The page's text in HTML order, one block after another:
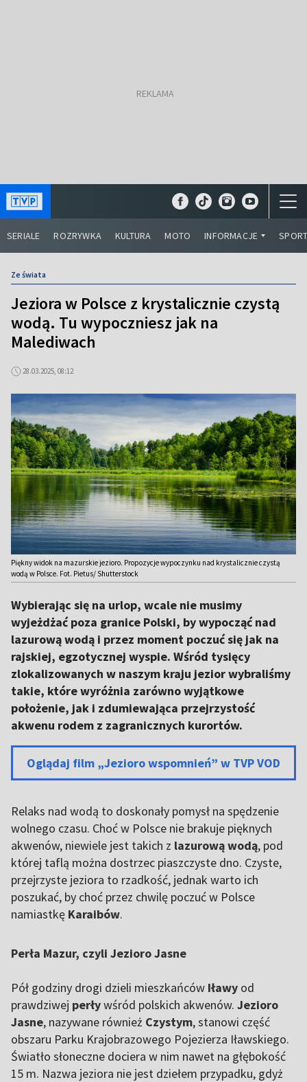
SERIALE ROZRYWKA KULTURA MOTO INFORMACJE
Ze świata
Jeziora w Polsce z krystalicznie czystą
wodą. Tu wypoczniesz jak na
Malediwach
28.03.2025, 08:12
Piękny widok na mazurskie jezioro. Propozycje wypoczynku nad krystalicznie czystą
wodą w Polsce. Fot. Pietus/ Shutterstock
Wybierając się na urlop, wcale nie musimy
wyjeżdżać poza granice Polski, by wypocząć nad
lazurową wodą i przez moment poczuć się jak na
rajskiej, egzotycznej wyspie. Wśród tysięcy
zlokalizowanych w naszym kraju jezior wybraliśmy
takie, które wyróżnia zarówno wyjątkowe
położenie, jak i zdumiewająca przejrzystość
akwenu rodem z zagranicznych kurortów.
Oglądaj film „Jezioro wspomnień” w TVP VOD
Relaks nad wodą to doskonały pomysł na spędzenie
wolnego czasu. Choć w Polsce nie brakuje pięknych
akwenów, niewiele jest takich z lazurową wodą, pod
której taflą można dostrzec piaszczyste dno. Czyste,
przejrzyste jeziora to rzadkość, jednak warto ich
poszukać, by choć przez chwilę poczuć w Polsce
namiastkę Karaibów.
Perła Mazur, czyli Jezioro Jasne
Pół godziny drogi dzieli mieszkańców Iławy od
prawdziwej perływśród polskich akwenów. Jezioro
Jasne, nazywane również Czystym, stanowi część
obszaru Parku Krajobrazowego Pojezierza Iławskiego.
Światło słoneczne dociera w nim nawet na głębokość
15 m. Nazwa jeziora nie jest dziełem przypadku, gdyż